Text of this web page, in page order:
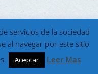
servicios de la sociedad
al navegar por este sitio
Aceptar Leer Mas